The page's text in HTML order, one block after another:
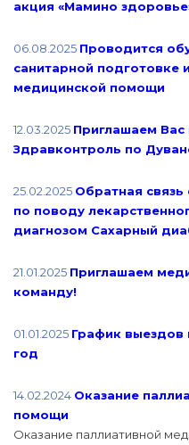
акция «Мамино
06.08.2025 Проводится
санитарной подготовке
медицинской помощи
12.03.2025 Приглашаем Вас
Здравконтроль по
25.02.2025 Обратная
по поводу
диагнозом Сахарный
21.01.2025 Приглашаем
команду!
01.01.2025 График выездов
год
14.02.2024 Оказание
помощи
Оказание паллиативной